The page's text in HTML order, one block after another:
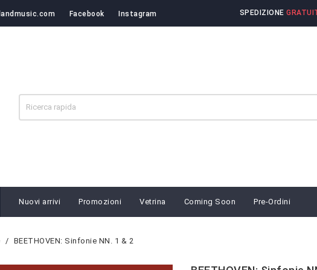
Facebook Instagram SPEDIZIONE
Nuovi arrivi Promozioni Vetrina Coming Soon Pre-Ordini
BEETHOVEN: Sinfonie NN. 1 & 2